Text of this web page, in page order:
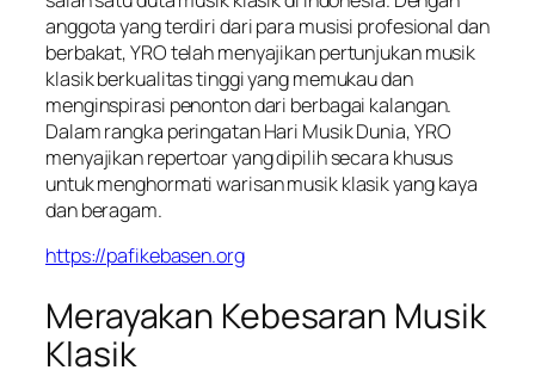
anggota yang terdiri dari para musisi profesional dan
berbakat, YRO telah menyajikan pertunjukan musik
klasik berkualitas tinggi yang memukau dan
menginspirasi penonton dari berbagai kalangan.
Dalam rangka peringatan Hari Musik Dunia, YRO
menyajikan repertoar yang dipilih secara khusus
untuk menghormati warisan musik klasik yang kaya
dan beragam.
https://pafikebasen.org
Merayakan Kebesaran Musik
Klasik